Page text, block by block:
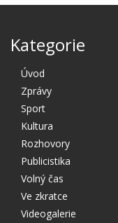
Kategorie
Úvod
Zprávy
Sport
Kultura
Rozhovory
Publicistika
Volný čas
Ve zkratce
Videogalerie